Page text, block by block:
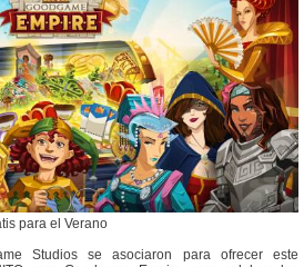
para el Verano
Studios se asociaron para ofrecer este